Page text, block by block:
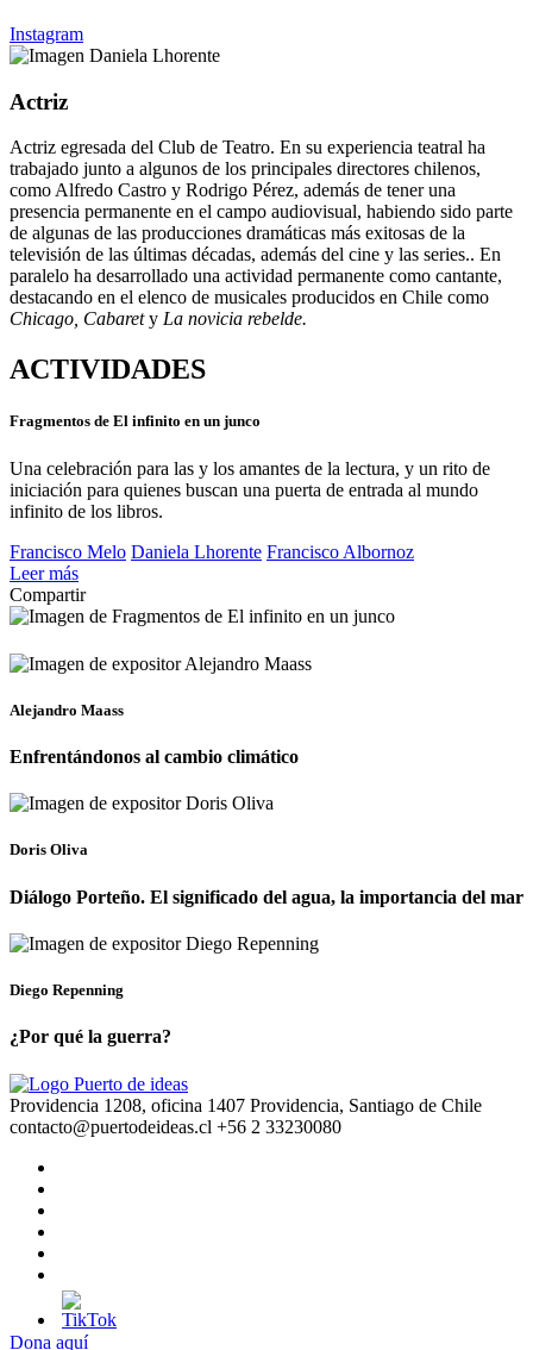
Instagram
Actriz
Actriz egresada del Club de Teatro. En su experiencia teatral ha
trabajado junto a algunos de los principales directores chilenos,
como Alfredo Castro y Rodrigo Pérez, además de tener una
presencia permanente en el campo audiovisual, habiendo sido parte
de algunas de las producciones dramáticas más exitosas de la
televisión de las últimas décadas, además del cine y las series.. En
paralelo ha desarrollado una actividad permanente como cantante,
destacando en el elenco de musicales producidos en Chile como
Chicago, Cabarety La novicia rebelde.
ACTIVIDADES
Fragmentos de El infinito en un junco
Una celebración para las y los amantes de la lectura, y un rito de
iniciación para quienes buscan una puerta de entrada al mundo
infinito de los libros.
Francisco Melo Daniela Lhorente Francisco Albornoz
Leer más
Compartir
Alejandro Maass
Enfrentándonos al cambio climático
Doris Oliva
Diálogo Porteño. El significado del agua, la importancia del mar
Diego Repenning
¿Por qué la guerra?
Providencia 1208, oficina 1407 Providencia, Santiago de Chile
contacto@puertodeideas.cl +56 2 33230080
Dona aquí